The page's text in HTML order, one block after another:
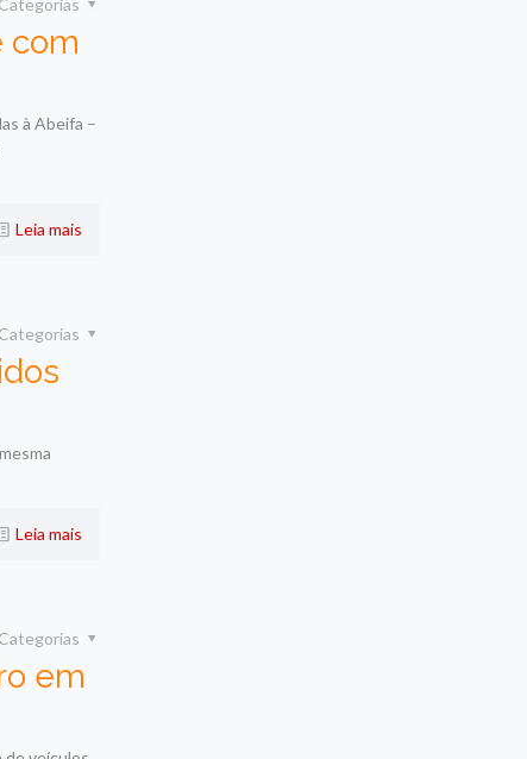
Categorias
com
à Abeifa –
Leia mais
Categorias
Leia mais
Categorias
em